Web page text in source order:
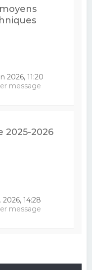
2026, 11:20
message
2025-2026
2026, 14:28
message